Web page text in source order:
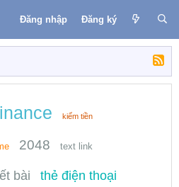
Đăng nhập Đăng ký
kiếm tiền
2048 text link
bài thẻ điện thoại